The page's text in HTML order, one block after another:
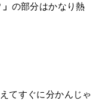
の部分はかなり熱
てすぐに分かんじゃ